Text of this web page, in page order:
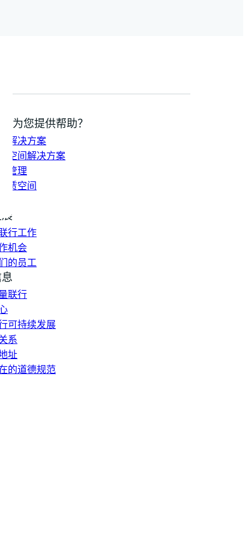
何为您提供帮助？
解决方案
公空间解决方案
管理
赁空间
行工作
机会
的员工
联行
可持续发展
系
址
的道德规范